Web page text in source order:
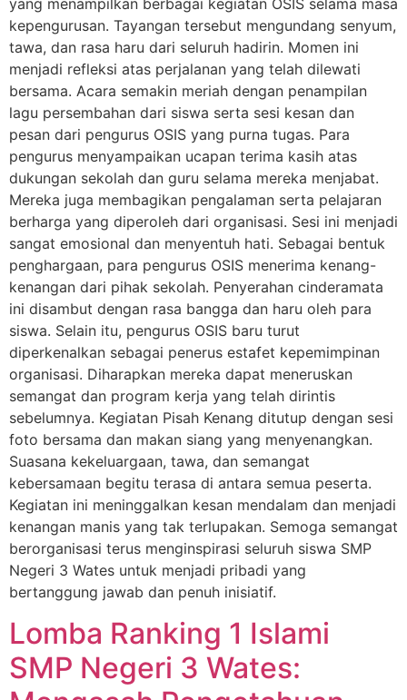
yang menampilkan berbagai kegiatan OSIS selama masa
kepengurusan. Tayangan tersebut mengundang senyum,
tawa, dan rasa haru dari seluruh hadirin. Momen ini
menjadi refleksi atas perjalanan yang telah dilewati
bersama. Acara semakin meriah dengan penampilan
lagu persembahan dari siswa serta sesi kesan dan
pesan dari pengurus OSIS yang purna tugas. Para
pengurus menyampaikan ucapan terima kasih atas
dukungan sekolah dan guru selama mereka menjabat.
Mereka juga membagikan pengalaman serta pelajaran
berharga yang diperoleh dari organisasi. Sesi ini menjadi
sangat emosional dan menyentuh hati. Sebagai bentuk
penghargaan, para pengurus OSIS menerima kenang-
kenangan dari pihak sekolah. Penyerahan cinderamata
ini disambut dengan rasa bangga dan haru oleh para
siswa. Selain itu, pengurus OSIS baru turut
diperkenalkan sebagai penerus estafet kepemimpinan
organisasi. Diharapkan mereka dapat meneruskan
semangat dan program kerja yang telah dirintis
sebelumnya. Kegiatan Pisah Kenang ditutup dengan sesi
foto bersama dan makan siang yang menyenangkan.
Suasana kekeluargaan, tawa, dan semangat
kebersamaan begitu terasa di antara semua peserta.
Kegiatan ini meninggalkan kesan mendalam dan menjadi
kenangan manis yang tak terlupakan. Semoga semangat
berorganisasi terus menginspirasi seluruh siswa SMP
Negeri 3 Wates untuk menjadi pribadi yang
bertanggung jawab dan penuh inisiatif.
Lomba Ranking 1 Islami
SMP Negeri 3 Wates: